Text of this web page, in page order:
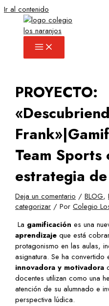
Ir al contenido
PROYECTO:
Team Sports
estrategia
Deja un comentario /BLOG,
categorizar / PorColegio
La gamificaciónes una
aprendizaje que está
protagonismo en las aulas,
asignatura. Se ha convertido
innovadora y motivadora
docentes utilizan como una
atención de su alumnado e
perspectiva lúdica.